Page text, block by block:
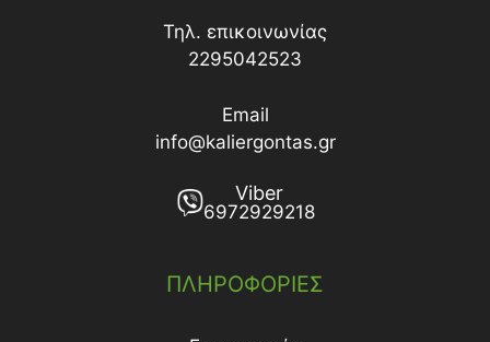
Τηλ. επικοινωνίας
2295042523
Email
info@kaliergontas.gr
Viber
6972929218
ΠΛΗΡΟΦΟΡΙΕΣ